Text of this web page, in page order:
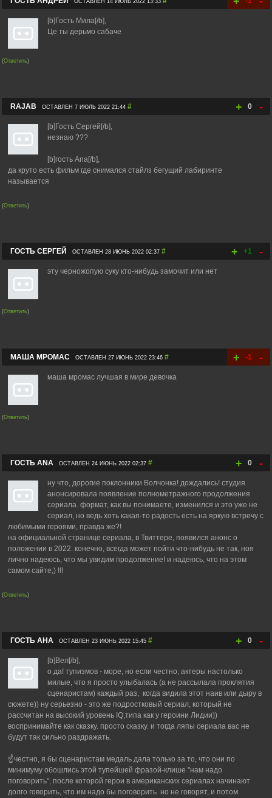
ОСТАВЛЕН 14 ИЮЛЬ 2022 13:33
[b]Гость Мила[/b],
Це ты дерьмо сабаче
(Ответить)
+ 0 -
RAJAB ОСТАВЛЕН 7 ИЮЛЬ 2022 21:44 #
[b]Гость Сергей[/b],
незнаю ???
[b]гость Аnа[/b],
да круто есть фильм где снимался стайлз бегущий лабиринте
называется
(Ответить)
+ +1 -
ГОСТЬ СЕРГЕЙ ОСТАВЛЕН 28 ИЮНЬ 2022 02:37 #
эту черножопую суку кто-нибудь замочит или нет
(Ответить)
+ -1 -
МАША МРОМАС ОСТАВЛЕН 27 ИЮНЬ 2022 23:46 #
маша мромас лучшая в мире девочка
(Ответить)
+ 0 -
ГОСТЬ АNА ОСТАВЛЕН 24 ИЮНЬ 2022 02:37 #
ну что, дорогие поклонники Волчонка! дождались! студия
анонсировала появление полнометражного продолжения
сериала. формат, как вы понимаете, изменился и это уже не
сериал, но ведь хоть какая-то радость есть на яркую встречу с
любимыми героями, правда же?!
на официальной странице сериала, в Твиттере, появился анонс о
положении в 2022. конечно, всегда может пойти что-нибудь не так, ноя
лично надеюсь, что мы увидим продолжение! и надеюсь, что на этом
самом сайте;) !!!
(Ответить)
+ 0 -
ГОСТЬ АНА ОСТАВЛЕН 23 ИЮНЬ 2022 15:45 #
[b]Вел[/b],
о да! тупизмов - море, но если честно, актеры настолько
милые, что я просто улыбалась (а не рассылала проклятия
сценаристам) каждый раз, когда видила этот наив или дыру в
сюжете)) ну серьезно - это же подростковый сериал, который не
рассчитан на высокий уровень IQ,типа как у героини Лидии))
воспринимайте как сказку. просто сказку. и тогда ляпы сериала вас не
будут так сильно раздражать.
☝️честно, я бы сценаристам медаль дала только за то, что они по
минимуму обошлись этой тупейшей фразой-клише "нам надо
поговорить", после которой герои в американских сериалах начинают
долго говорить, что им надо бы поговорить но не говорят, и потом